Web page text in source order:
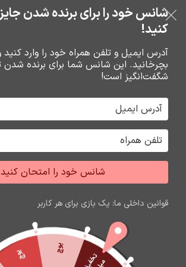
خرید قسطی با ترب‌پی
عبور به ناوبری
رفتن به محتوای اصلی
0 ریال
خانه گارد و محافظ صفحه گوشي محافظ صفحه
فروشگاه نوین تراشه گنجی
پوچ
پوچ
شانس خود را برای برنده شدن
کنید!
آدرس ایمیل و تلفن همراه خود را وارد کنید
بچرخانید. این شانس شما برای برنده
شگفت‌انگیز است!
شانس خود را امتحان کنید
قوانین داخلی ما: یک بازی برای هر کاربر